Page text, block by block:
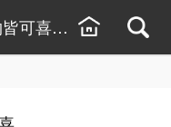
可喜漫画免费下拉式